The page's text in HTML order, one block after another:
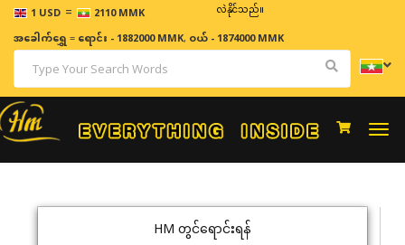
1 USD = 2110 MMK
ဈေးနှုန်းများသည် အချိန်နှင့် အမျှပြောင်းလဲနိုင်သည်။
အခေါက်ရွှေ=ရောင်း - 1882000 MMK, ဝယ် - 1874000 MMK
HM တွင်ရောင်းရန်